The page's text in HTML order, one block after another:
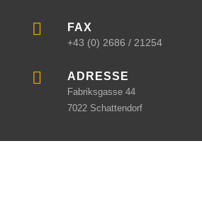
 FAX
+43 (0) 2686 / 21254
 ADRESSE
Fabriksgasse 44
7022 Schattendorf